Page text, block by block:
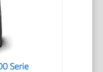
Serie